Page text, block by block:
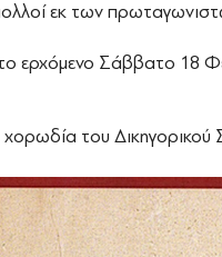
εκ των
ερχόμενο Σάββατο 18
του Δικηγορικού